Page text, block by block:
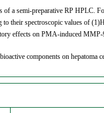
a semi-preparative RP HPLC.
their spectroscopic values of
effects on PMA-induced
components on hepatoma